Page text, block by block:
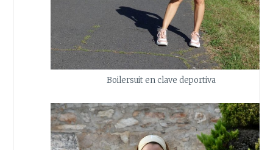
Boilersuit en clave deportiva